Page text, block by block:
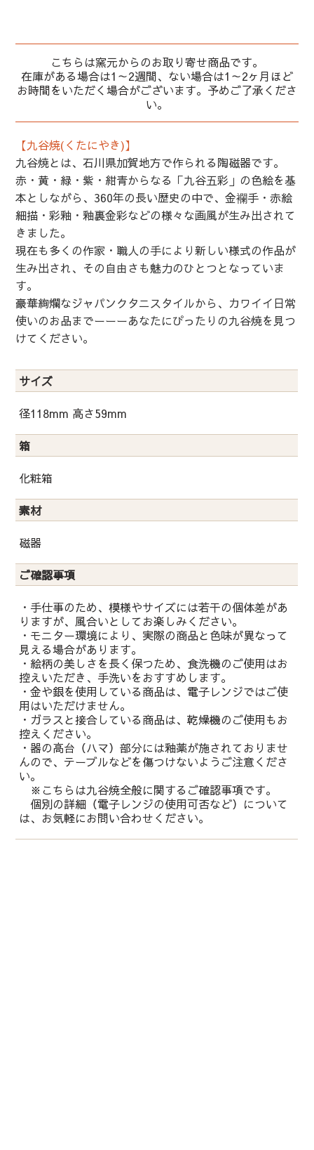
こちらは窯元からのお取り寄せ商品です。
在庫がある場合は1～2週間、ない場合は1～2ヶ月ほど
お時間をいただく場合がございます。予めご了承くださ
い。
【九谷焼(くたにやき)】
九谷焼とは、石川県加賀地方で作られる陶磁器です。
赤・黄・緑・紫・紺青からなる「九谷五彩」の色絵を基
本としながら、360年の長い歴史の中で、金襴手・赤絵
細描・彩釉・釉裏金彩などの様々な画風が生み出されて
きました。
現在も多くの作家・職人の手により新しい様式の作品が
生み出され、その自由さも魅力のひとつとなっていま
す。
豪華絢爛なジャパンクタニスタイルから、カワイイ日常
使いのお品までーーーあなたにぴったりの九谷焼を見つ
けてください。
サイズ
径118mm 高さ59mm
箱
化粧箱
素材
磁器
ご確認事項
・手仕事のため、模様やサイズには若干の個体差があ
りますが、風合いとしてお楽しみください。
・モニター環境により、実際の商品と色味が異なって
見える場合があります。
・絵柄の美しさを長く保つため、食洗機のご使用はお
控えいただき、手洗いをおすすめします。
・金や銀を使用している商品は、電子レンジではご使
用はいただけません。
・ガラスと接合している商品は、乾燥機のご使用もお
控えください。
・器の高台（ハマ）部分には釉薬が施されておりませ
んので、テーブルなどを傷つけないようご注意くださ
い。
※こちらは九谷焼全般に関するご確認事項です。
個別の詳細（電子レンジの使用可否など）について
は、お気軽にお問い合わせください。